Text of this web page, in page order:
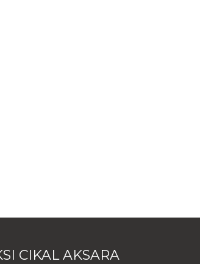
CIKAL AKSARA